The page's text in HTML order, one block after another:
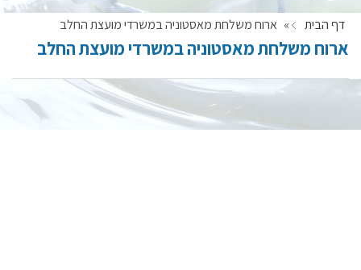
דף הבית » ארוח משלחת מאסטוניה במשרדי מועצת החלב
ארוח משלחת מאסטוניה במשרדי מועצת החלב